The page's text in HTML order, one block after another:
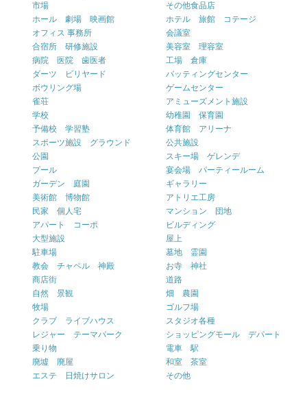
市場
その他食品店
ホール 劇場 映画館
ホテル 旅館 コテージ
オフィス 事務所
会議室
合宿所 研修施設
美容室 理容室
病院 医院 歯医者
工場 倉庫
ダーツ ビリヤード
バッティングセンター
ボウリング場
ゲームセンター
雀荘
アミューズメント施設
学校
幼稚園 保育園
予備校 学習塾
体育館 アリーナ
スポーツ施設 グラウンド
公共施設
公園
スキー場 ゲレンデ
プール
宴会場 パーティールーム
ガーデン 庭園
ギャラリー
美術館 博物館
アトリエ工房
民家 個人宅
マンション 団地
アパート コーポ
ビルディング
大型施設
屋上
駐車場
墓地 霊園
教会 チャペル 神殿
お寺 神社
商店街
道路
自然 景観
畑 農園
牧場
ゴルフ場
クラブ ライブハウス
スタジオ各種
レジャー テーマパーク
ショッピングモール デパート
乗り物
電車 駅
廃墟 廃屋
和室 茶室
エステ 日焼けサロン
その他